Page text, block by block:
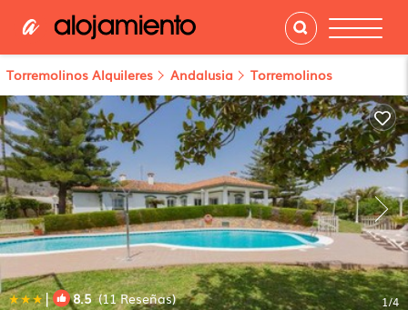
Torremolinos Alquileres Andalusia Torremolinos
| 8.5(11 Reseñas) 1/4